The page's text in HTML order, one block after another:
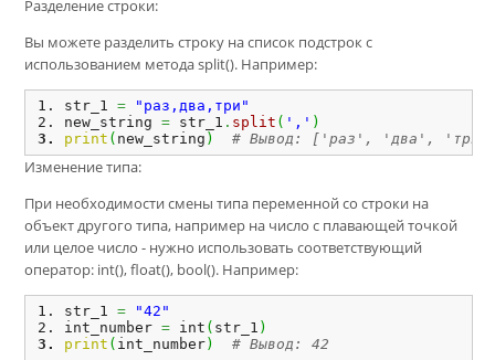
Разделение строки:
Вы можете разделить строку на список подстрок с
использованием метода split(). Например:
str_1 =
"раз,два,три"
new_string = str_1 . split ( ',' )
print ( new_string ) # Вывод: ['раз', 'два',
Изменение типа:
При необходимости смены типа переменной со строки на
объект другого типа, например на число с плавающей точкой
или целое число - нужно использовать соответствующий
оператор: int(), float(), bool(). Например:
str_1 =
"42"
int_number = int ( str_1 )
print ( int_number) # Вывод: 42